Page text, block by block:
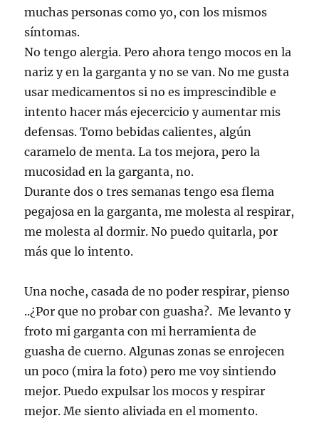
muchas personas como yo, con los mismos
síntomas.
No tengo alergia. Pero ahora tengo mocos en la
nariz y en la garganta y no se van. No me gusta
usar medicamentos si no es imprescindible e
intento hacer más ejecercicio y aumentar mis
defensas. Tomo bebidas calientes, algún
caramelo de menta. La tos mejora, pero la
mucosidad en la garganta, no.
Durante dos o tres semanas tengo esa flema
pegajosa en la garganta, me molesta al respirar,
me molesta al dormir. No puedo quitarla, por
más que lo intento.
Una noche, casada de no poder respirar, pienso
..¿Por que no probar con guasha?. Me levanto y
froto mi garganta con mi herramienta de
guasha de cuerno. Algunas zonas se enrojecen
un poco (mira la foto) pero me voy sintiendo
mejor. Puedo expulsar los mocos y respirar
mejor. Me siento aliviada en el momento.